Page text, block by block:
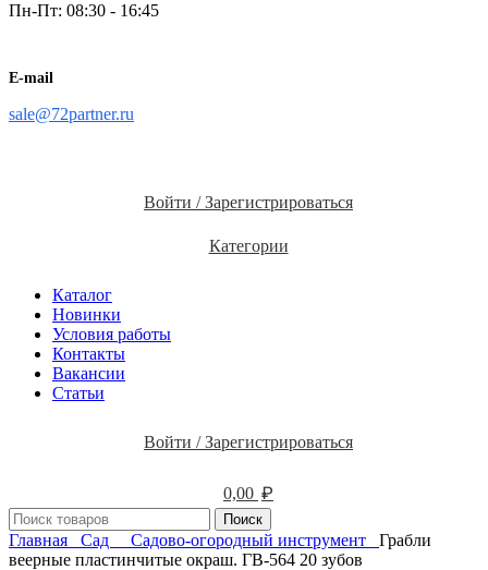
Пн-Пт: 08:30 - 16:45
E-mail
sale@72partner.ru
Войти / Зарегистрироваться
Категории
Каталог
Новинки
Условия работы
Контакты
Вакансии
Статьи
Войти / Зарегистрироваться
0,00 ₽
Поиск
Главная Сад Садово-огородный инструмент Грабли
веерные пластинчитые окраш. ГВ-564 20 зубов